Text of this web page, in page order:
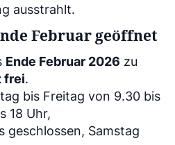
ausstrahlt.
Februar geöffnet
Ende Februar 2026 zu
frei.
bis Freitag von 9.30 bis
18 Uhr,
Samstag